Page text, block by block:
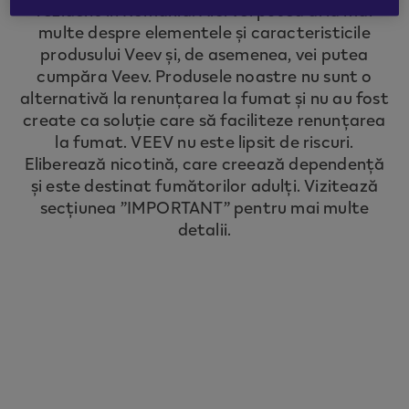
to redirect you to the country you are
located in.
CONTINUE
rezident în România. Aici vei putea afla mai
multe despre elementele și caracteristicile
produsului Veev și, de asemenea, vei putea
cumpăra Veev. Produsele noastre nu sunt o
alternativă la renunțarea la fumat și nu au fost
create ca soluție care să faciliteze renunțarea
la fumat. VEEV nu este lipsit de riscuri.
Eliberează nicotină, care creează dependență
și este destinat fumătorilor adulți. Vizitează
secțiunea ”IMPORTANT” pentru mai multe
detalii.